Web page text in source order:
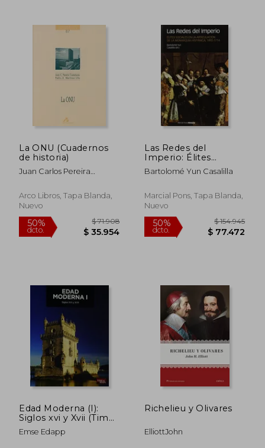
50%
dcto. $ 54.852 dcto. $
La ONU (Cuadernos
de historia)
Juan Carlos Pereira
Arco Libros, Tapa Blanda,
Nuevo
Las Redes del
Imperio: Élites
Sociales en la
Articulación de la
Bartolomé Yun Casalilla
Marcial Pons, Tapa Blanda,
Nuevo
Edad Moderna (I):
Siglos xvi y Xvii (Time
Maps)
Emse Edapp
Richelieu y Olivares
ElliottJohn